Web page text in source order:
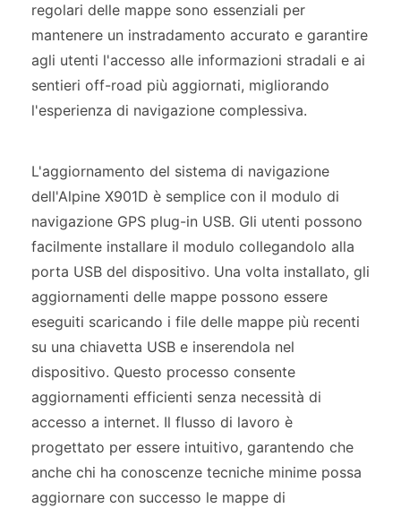
regolari delle mappe sono essenziali per
mantenere un instradamento accurato e garantire
agli utenti l'accesso alle informazioni stradali e ai
sentieri off-road più aggiornati, migliorando
l'esperienza di navigazione complessiva.
L'aggiornamento del sistema di navigazione
dell'Alpine X901D è semplice con il modulo di
navigazione GPS plug-in USB. Gli utenti possono
facilmente installare il modulo collegandolo alla
porta USB del dispositivo. Una volta installato, gli
aggiornamenti delle mappe possono essere
eseguiti scaricando i file delle mappe più recenti
su una chiavetta USB e inserendola nel
dispositivo. Questo processo consente
aggiornamenti efficienti senza necessità di
accesso a internet. Il flusso di lavoro è
progettato per essere intuitivo, garantendo che
anche chi ha conoscenze tecniche minime possa
aggiornare con successo le mappe di